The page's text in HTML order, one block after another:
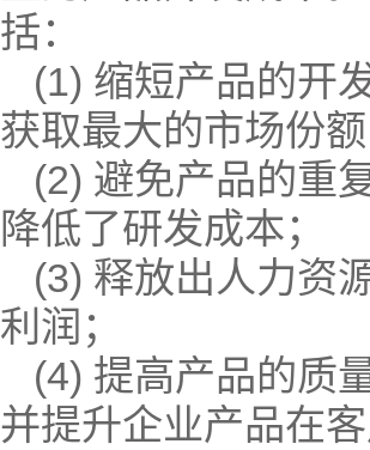
括：
(1) 缩短产品的开
获取最大的市场份额
(2) 避免产品的重
降低了研发成本；
(3) 释放出人力资
利润；
(4) 提高产品的质
并提升企业产品在